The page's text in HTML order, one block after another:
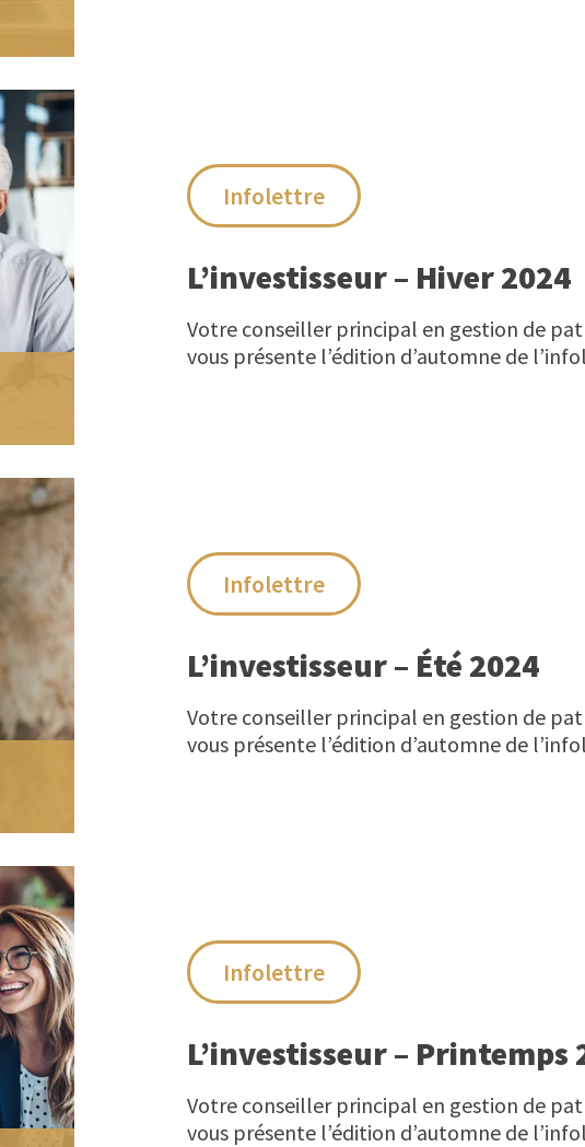
Infolettre
L’investisseur – Hiver 2024
Votre conseiller principal en gestion de
vous présente l’édition d’automne de
Infolettre
L’investisseur – Été 2024
Votre conseiller principal en gestion de
vous présente l’édition d’automne de
Infolettre
L’investisseur – Printemps
Votre conseiller principal en gestion de
vous présente l’édition d’automne de